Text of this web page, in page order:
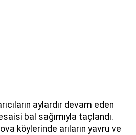
aylardır devam eden
bal sağımıyla taçlandı.
köylerinde arıların yavru ve